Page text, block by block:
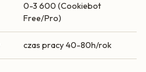
0-3 600 (Cookiebot
Free/Pro)
czas pracy 40-80h/rok